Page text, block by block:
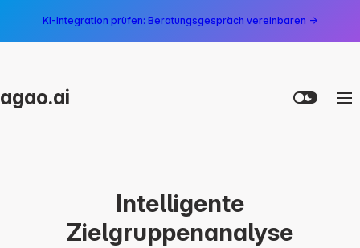
KI-Integration prüfen: Beratungsgespräch vereinbaren →
agao.ai
Intelligente
Zielgruppenanalyse